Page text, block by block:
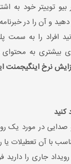
توییتر خود به
و آن را در
افراد را به سمت
بیشتری به
نرخ اینگیجمنت
در مورد یک
با آن تعطیلات یا
جاری را